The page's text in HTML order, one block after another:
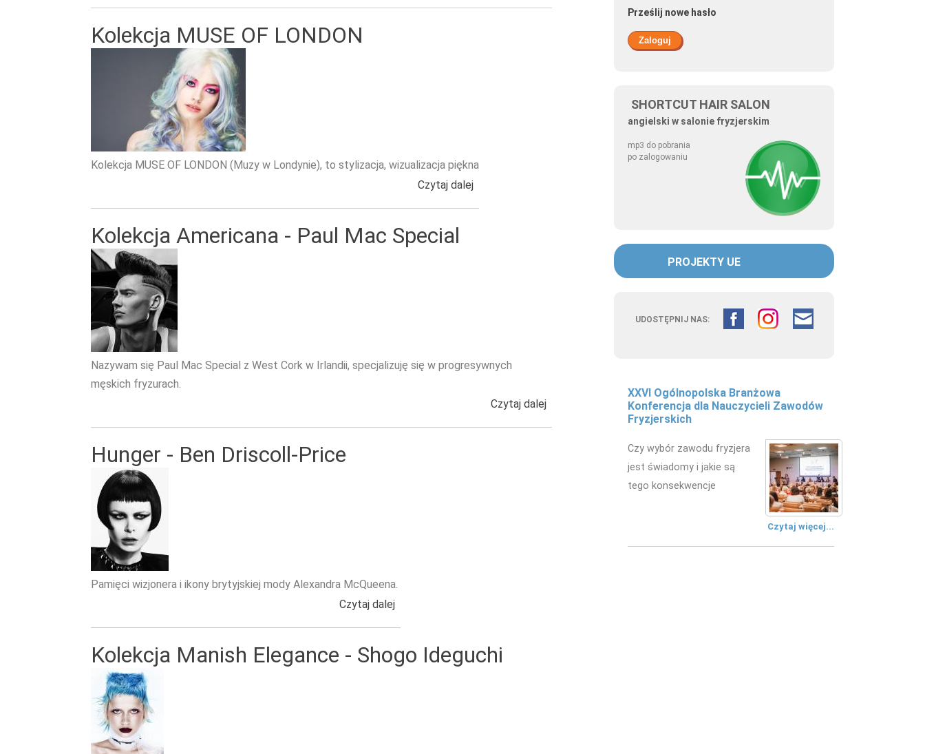
Prześlij nowe hasło
SHORTCUT HAIR SALON
angielski w salonie fryzjerskim
mp3 do pobrania
po zalogowaniu
PROJEKTY UE
UDOSTĘPNIJ NAS:
XXVI Ogólnopolska Branżowa
Konferencja dla Nauczycieli Zawodów
Fryzjerskich
Czy wybór zawodu fryzjera
jest świadomy i jakie są
tego konsekwencje
Czytaj więcej...
Fryzjerstwo łączy pokolenia –
doświadczenie edukacyjne w
kształceniu przyszłych fryzjerów
W Zespole Szkół
Mechanicznych w Kielcach
zorganizowano wydarzenie
Czytaj więcej...
Kolekcja MUSE OF LONDON
Kolekcja MUSE OF LONDON (Muzy w Londynie), to stylizacja, wizualizacja piękna
Czytaj dalej
Kolekcja Americana - Paul Mac Special
Nazywam się Paul Mac Special z West Cork w Irlandii, specjalizuję się w progresywnych
męskich fryzurach.
Czytaj dalej wpis Kolekcja Americana - Paul Mac Special
Hunger - Ben Driscoll-Price
Pamięci wizjonera i ikony brytyjskiej mody Alexandra McQueena.
Czytaj dalej
Kolekcja Manish Elegance - Shogo Ideguchi